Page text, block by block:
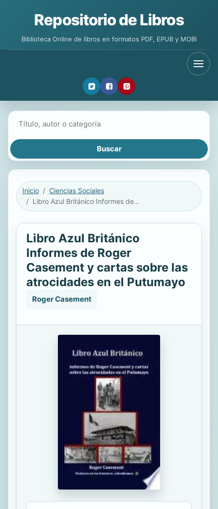
Repositorio de Libros
Biblioteca Online de libros en formatos PDF, EPUB y MOBI
Inicio
Ciencias Sociales
Libro Azul Británico Informes de Roger Casement y cartas sobre las atrocidades en el Putumayo
Libro Azul Británico
Informes de Roger
Casement y cartas sobre las
atrocidades en el Putumayo
Roger Casement